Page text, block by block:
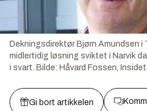
Dekningsdirektør Bjørn Amundsen i
midlertidig løsning sviktet i Narvik
i svart. Bilde: Håvard Fossen,
Gi bort artikkelen